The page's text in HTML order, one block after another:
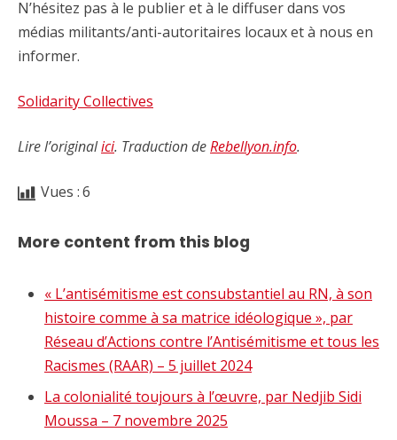
N’hésitez pas à le publier et à le diffuser dans vos
médias militants/anti-autoritaires locaux et à nous en
informer.
Solidarity Collectives
Lire l’originalici. Traduction deRebellyon.info.
Vues :6
More content from this blog
« L’antisémitisme est consubstantiel au RN, à son
histoire comme à sa matrice idéologique », par
Réseau d’Actions contre l’Antisémitisme et tous les
Racismes (RAAR) – 5 juillet 2024
La colonialité toujours à l’œuvre, par Nedjib Sidi
Moussa – 7 novembre 2025